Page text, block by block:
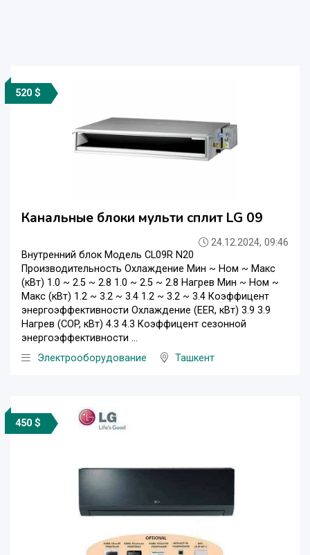
520 $
Канальные блоки мульти сплит LG 09
24.12.2024, 09:46
Внутренний блок Модель CL09R N20
Производительность Охлаждение Мин ~ Ном ~ Макс
(кВт) 1.0 ~ 2.5 ~ 2.8 1.0 ~ 2.5 ~ 2.8 Нагрев Мин ~ Ном ~
Макс (кВт) 1.2 ~ 3.2 ~ 3.4 1.2 ~ 3.2 ~ 3.4 Коэффицент
энергоэффективности Охлаждение (EER, кВт) 3.9 3.9
Нагрев (COP, кВт) 4.3 4.3 Коэффицент сезонной
энергоэффективности ...
Электрооборудование
Ташкент
450 $